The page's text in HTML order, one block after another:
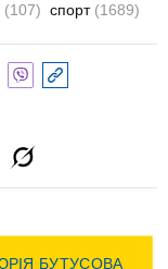
(107) спорт (1689)